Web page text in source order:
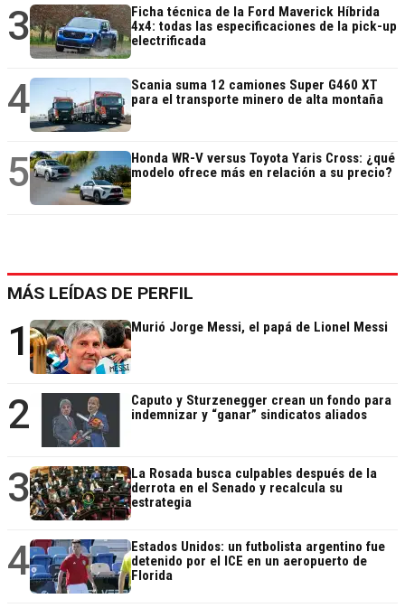
3
Ficha técnica de la Ford Maverick Híbrida
4x4: todas las especificaciones de la pick-up
electrificada
4
Scania suma 12 camiones Super G460 XT
para el transporte minero de alta montaña
5
Honda WR-V versus Toyota Yaris Cross: ¿qué
modelo ofrece más en relación a su precio?
MÁS LEÍDAS DE PERFIL
1 Murió Jorge Messi, el papá de Lionel Messi
2
Caputo y Sturzenegger crean un fondo para
indemnizar y “ganar” sindicatos aliados
3
La Rosada busca culpables después de la
derrota en el Senado y recalcula su
estrategia
4
Estados Unidos: un futbolista argentino fue
detenido por el ICE en un aeropuerto de
Florida